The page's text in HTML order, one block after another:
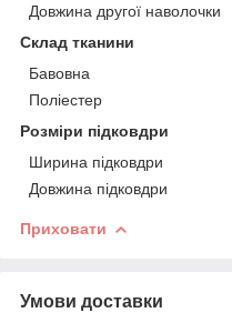
Довжина другої наволочки
Склад тканини
Бавовна
Поліестер
Розміри підковдри
Ширина підковдри
Довжина підковдри
Приховати
Умови доставки